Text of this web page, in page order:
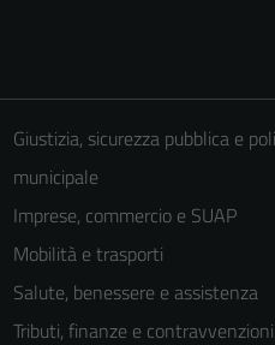
Giustizia, sicurezza pubblica e
municipale
Imprese, commercio e SUAP
Mobilità e trasporti
Salute, benessere e assistenza
Tributi, finanze e contravvenzioni